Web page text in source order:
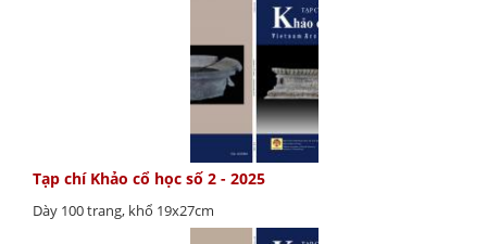
Tạp chí Khảo cổ học số 2 - 2025
Dày 100 trang, khổ 19x27cm